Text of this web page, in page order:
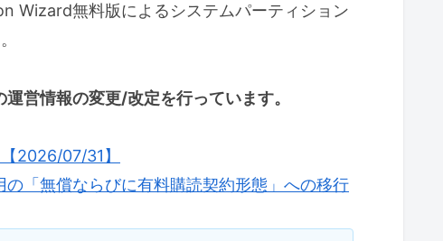
Wizard無料版によるシステムパーティション
営情報の変更/改定を行っています。
2026/07/31】
の「無償ならびに有料購読契約形態」への移行